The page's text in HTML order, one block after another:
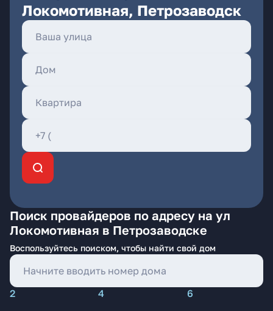
Локомотивная, Петрозаводск
Поиск провайдеров по адресу на ул
Локомотивная в Петрозаводске
Воспользуйтесь поиском, чтобы найти свой дом
2 4
6